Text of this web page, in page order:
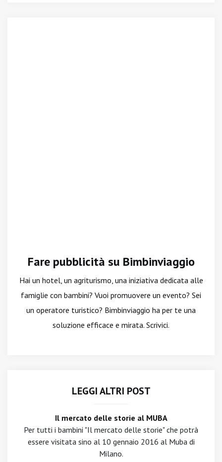
Fare pubblicità su Bimbinviaggio
Hai un hotel, un agriturismo, una iniziativa dedicata alle
famiglie con bambini? Vuoi promuovere un evento? Sei
un operatore turistico? Bimbinviaggio ha per te una
soluzione efficace e mirata. Scrivici.
LEGGI ALTRI POST
Il mercato delle storie al MUBA
Per tutti i bambini "Il mercato delle storie" che potrà
essere visitata sino al 10 gennaio 2016 al Muba di
Milano.